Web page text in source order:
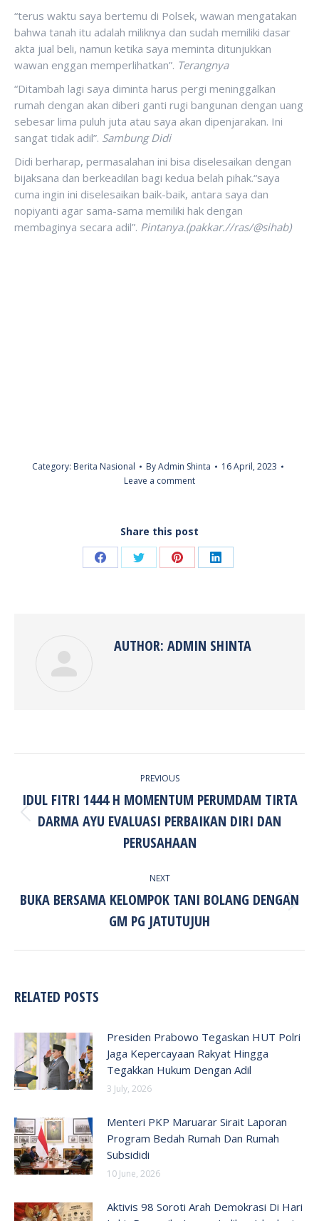
“terus waktu saya bertemu di Polsek, wawan mengatakan
bahwa tanah itu adalah miliknya dan sudah memiliki dasar
akta jual beli, namun ketika saya meminta ditunjukkan
wawan enggan memperlihatkan”. Terangnya
“Ditambah lagi saya diminta harus pergi meninggalkan
rumah dengan akan diberi ganti rugi bangunan dengan uang
sebesar lima puluh juta atau saya akan dipenjarakan. Ini
sangat tidak adil”. Sambung Didi
Didi berharap, permasalahan ini bisa diselesaikan dengan
bijaksana dan berkeadilan bagi kedua belah pihak.“saya
cuma ingin ini diselesaikan baik-baik, antara saya dan
nopiyanti agar sama-sama memiliki hak dengan
membaginya secara adil”. Pintanya.(pakkar.//ras/@sihab)
Category: Berita Nasional ByAdmin Shinta
16 April, 2023
Leave a comment
Share this post
Share Share Share Share
AUTHOR: ADMIN SHINTA
PREVIOUS
Previous
post:
IDUL FITRI 1444 H MOMENTUM PERUMDAM TIRTA
DARMA AYU EVALUASI PERBAIKAN DIRI DAN
PERUSAHAAN
NEXT
Next
post:
BUKA BERSAMA KELOMPOK TANI BOLANG DENGAN
GM PG JATUTUJUH
RELATED POSTS
Presiden Prabowo Tegaskan HUT Polri
Jaga Kepercayaan Rakyat Hingga
Tegakkan Hukum Dengan Adil
3 July, 2026
Menteri PKP Maruarar Sirait Laporan
Program Bedah Rumah Dan Rumah
Subsididi
10 June, 2026
Aktivis 98 Soroti Arah Demokrasi Di Hari